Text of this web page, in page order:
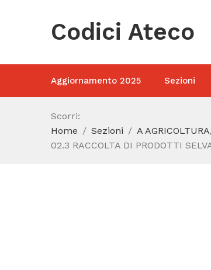
Codici Ateco
Aggiornamento 2025 Sezioni
Scorri:
Home
Sezioni A
02.3 RACCOLTA DI PRODOTTI